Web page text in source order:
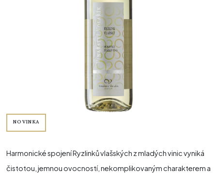
NOVINKA
Harmonické spojení Ryzlinků vlašských z mladých vinic vyniká
čistotou, jemnou ovocností, nekomplikovaným charakterem a